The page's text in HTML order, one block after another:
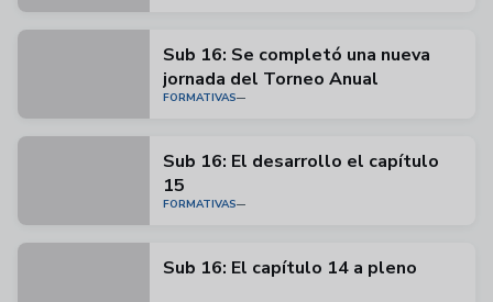
Sub 16: Se completó una nueva
jornada del Torneo Anual
FORMATIVAS
Sub 16: El desarrollo el capítulo
15
FORMATIVAS
Sub 16: El capítulo 14 a pleno